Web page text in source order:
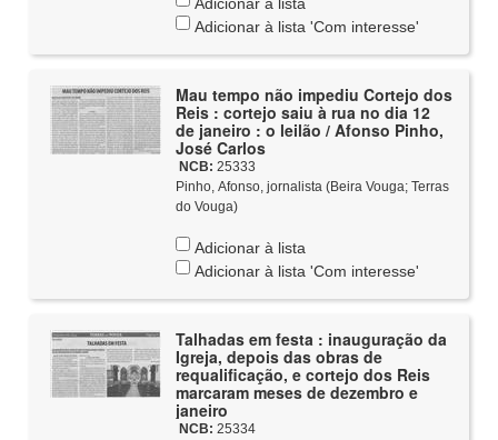
Adicionar à lista 'Com interesse'
Mau tempo não impediu Cortejo dos
Reis : cortejo saiu à rua no dia 12
de janeiro : o leilão / Afonso Pinho,
José Carlos
NCB: 25333
Pinho, Afonso, jornalista (Beira Vouga; Terras
do Vouga)
Adicionar à lista
Adicionar à lista 'Com interesse'
Talhadas em festa : inauguração da
Igreja, depois das obras de
requalificação, e cortejo dos Reis
marcaram meses de dezembro e
janeiro
NCB: 25334